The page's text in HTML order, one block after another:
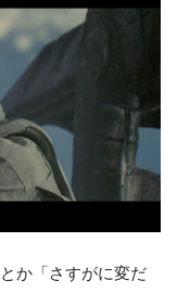
か「さすがに変だ